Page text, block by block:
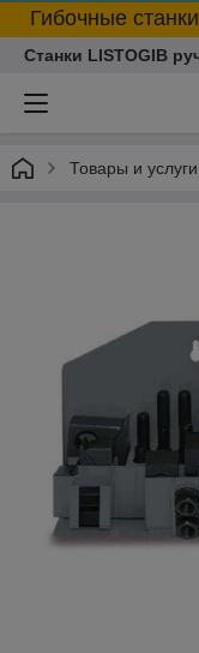
Гибочные
Станки LISTOGIB
Товары и услуги